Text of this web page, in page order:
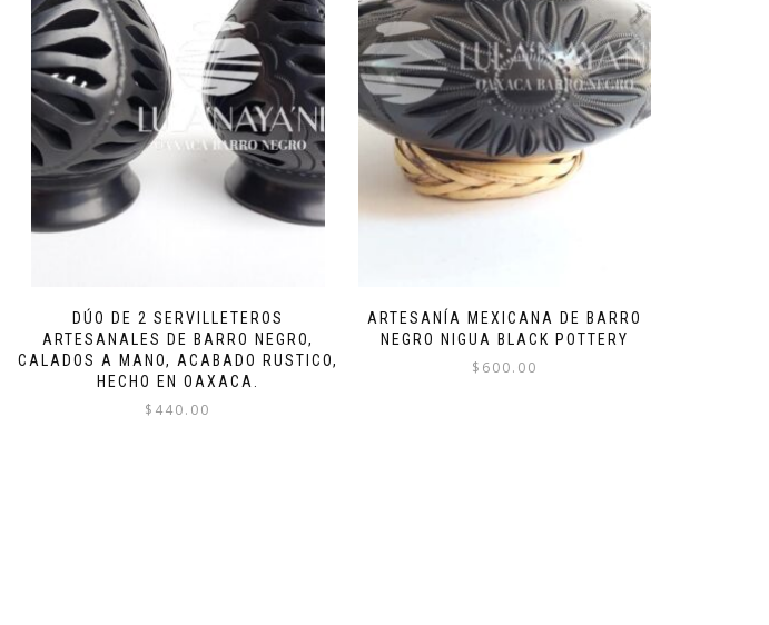
DÚO DE 2 SERVILLETEROS
ARTESANALES DE BARRO NEGRO,
CALADOS A MANO, ACABADO RUSTICO,
HECHO EN OAXACA.
$ 440.00
ARTESANÍA MEXICANA DE BARRO
NEGRO NIGUA BLACK POTTERY
$ 600.00